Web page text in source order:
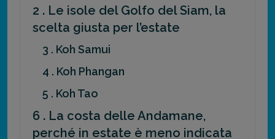
2 . Le isole del Golfo del Siam, la
scelta giusta per l’estate
3 . Koh Samui
4 . Koh Phangan
5 . Koh Tao
6 . La costa delle Andamane,
perché in estate è meno indicata